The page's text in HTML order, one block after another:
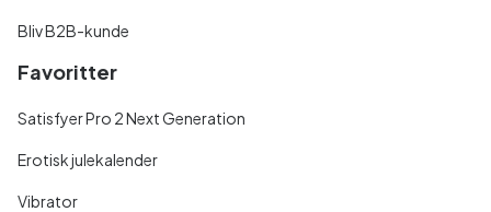
Bliv B2B-kunde
Favoritter
Satisfyer Pro 2 Next Generation
Erotisk julekalender
Vibrator